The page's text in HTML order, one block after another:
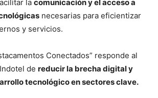
la comunicación y el acceso a
necesarias para eficientizar
y servicios.
Conectados” responde al
de reducir la brecha digital y
tecnológico en sectores clave.